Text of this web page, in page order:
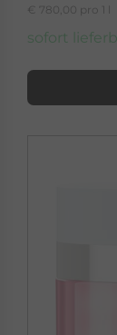
€ 780,00 pro 1 l
sofort